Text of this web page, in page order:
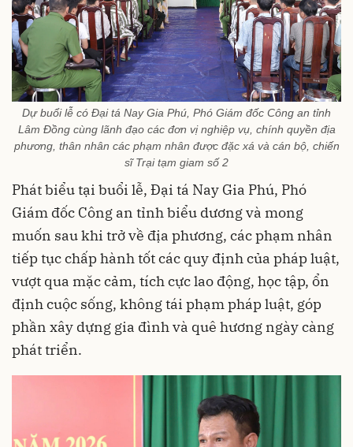
Dự buổi lễ có Đại tá Nay Gia Phú, Phó Giám đốc Công an tỉnh
Lâm Đồng cùng lãnh đạo các đơn vị nghiệp vụ, chính quyền địa
phương, thân nhân các phạm nhân được đặc xá và cán bộ, chiến
sĩ Trại tạm giam số 2
Phát biểu tại buổi lễ, Đại tá Nay Gia Phú, Phó
Giám đốc Công an tỉnh biểu dương và mong
muốn sau khi trở về địa phương, các phạm nhân
tiếp tục chấp hành tốt các quy định của pháp luật,
vượt qua mặc cảm, tích cực lao động, học tập, ổn
định cuộc sống, không tái phạm pháp luật, góp
phần xây dựng gia đình và quê hương ngày càng
phát triển.